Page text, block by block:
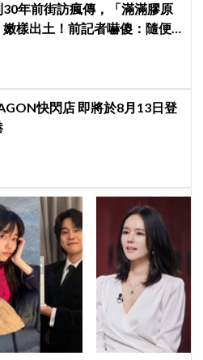
30年前街訪瘋傳，「滿滿膠原
嫩樣出土！前記者嚇傻：隨便
快閃店 即將於8月13日登